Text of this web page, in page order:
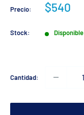
Precio:
Precio
venta
$540
Stock: Disponible
Cantidad: